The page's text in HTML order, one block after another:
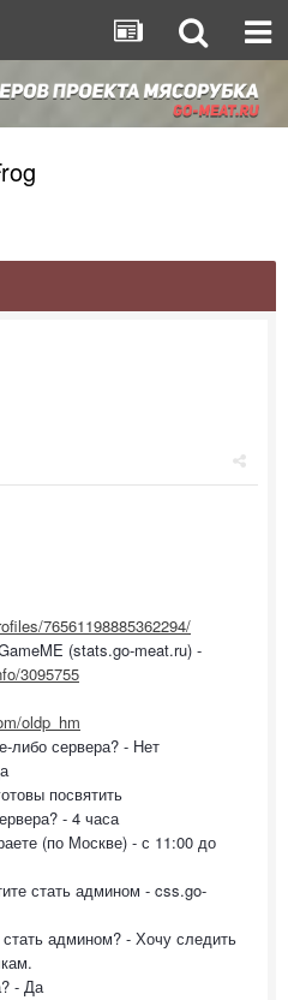
76561198885362294/
(stats.go-meat.ru) -
3095755
oldp_hm
либо сервера? - Нет
посвятить
- 4 часа
(по Москве) - с 11:00 до
стать админом - css.go-
админом? - Хочу следить
- Да